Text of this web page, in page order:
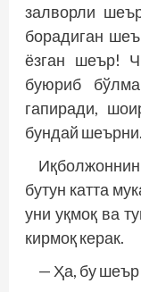
залворли
борадиган
ёзган шеър!
буюриб
гапиради,
бундай шеърни.
бутун катта
уни уқмоқ ва
кирмоқ керак.
— Ҳа, бу шеър